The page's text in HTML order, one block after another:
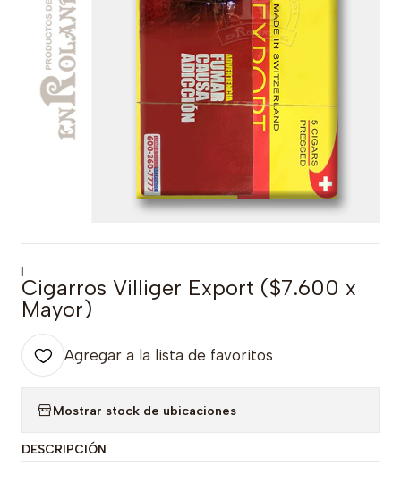
|
Cigarros Villiger Export ($7.600 x
Mayor)
Agregar a la lista de favoritos
Mostrar stock de ubicaciones
DESCRIPCIÓN